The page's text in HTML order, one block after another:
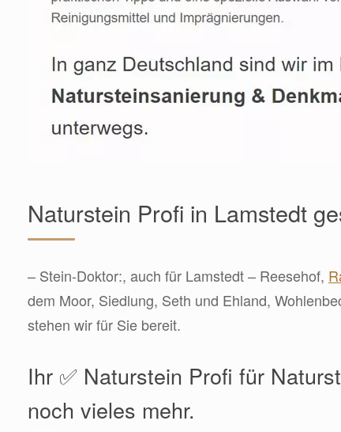
Naturstein Profi in Lamstedt
– Stein-Doktor:, auch für Lamstedt – Reesehof,
dem Moor, Siedlung, Seth und Ehland,
stehen wir für Sie bereit.
Ihr ✅ Naturstein Profi für
noch vieles mehr.